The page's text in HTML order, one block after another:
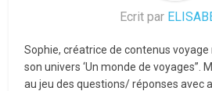
Ecrit par
Sophie, créatrice de contenus voyage
son univers ‘Un monde de voyages”.
au jeu des questions/ réponses avec